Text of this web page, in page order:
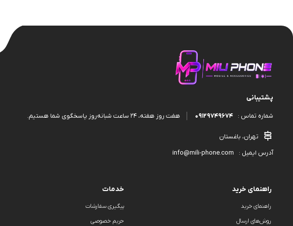
پشتیبانی
شماره تماس : 09129749674 هفت روز هفته، ۲۴ ساعت شبانه‌روز پاسخگوی شما هستیم.
تهران، باغستان
آدرس ایمیل :
info@mili-phone.com
راهنمای خرید
راهنمای خرید
روش‌های ارسال
خدمات
پیگیری سفارشات
حریم خصوصی